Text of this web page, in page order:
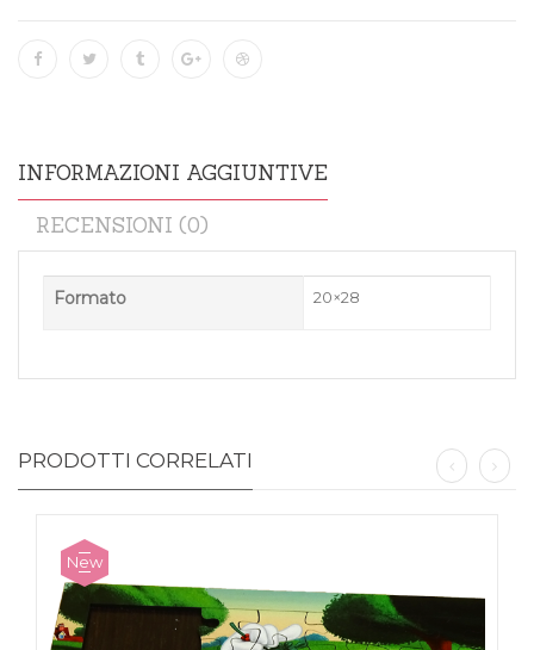
INFORMAZIONI AGGIUNTIVE
RECENSIONI (0)
Formato 20×28
PRODOTTI CORRELATI
New